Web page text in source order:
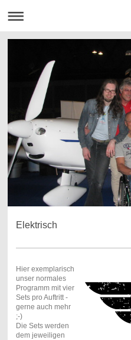
Elektrisch
Hier exemplarisch
unser normales
Programm mit vier
Sets pro Auftritt -
gerne auch mehr
;-)
Die Sets werden
dem jeweiligen